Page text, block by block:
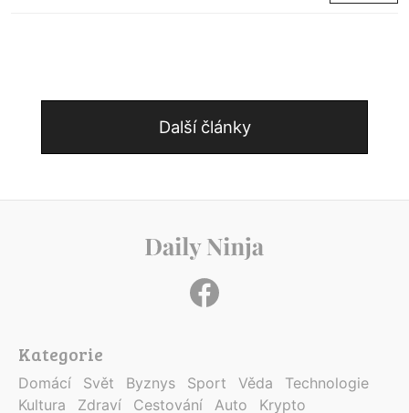
Další články
Kategorie
Domácí Svět Byznys Sport Věda
Technologie
Kultura
Zdraví Cestování Auto Krypto